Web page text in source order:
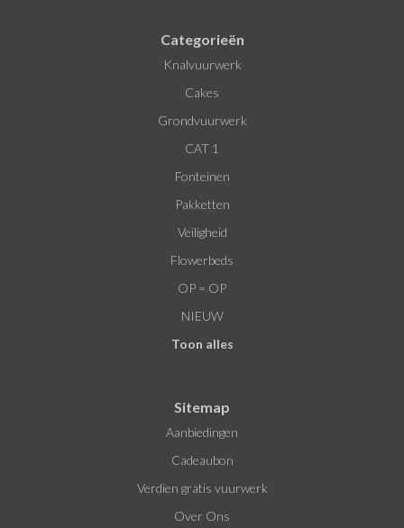
Categorieën
Knalvuurwerk
Cakes
Grondvuurwerk
CAT 1
Fonteinen
Pakketten
Veiligheid
Flowerbeds
OP = OP
NIEUW
Toon alles
Sitemap
Aanbiedingen
Cadeaubon
Verdien gratis vuurwerk
Over Ons